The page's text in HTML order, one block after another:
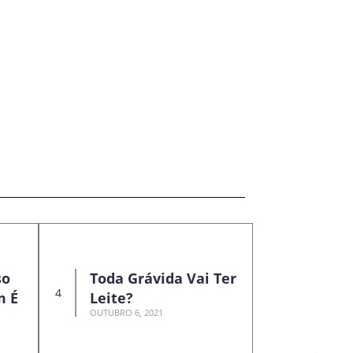
É
Toda Grávida Vai Ter
Leite?
OUTUBRO 6, 2021